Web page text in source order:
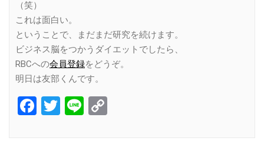
（笑）
これは面白い。
ということで、まだまだ研究を続けます。
ビジネス脳をつかうダイエットでしたら、
RBCへの会員登録をどうぞ。
明日は友部くんです。
Facebook
Twitter
Line